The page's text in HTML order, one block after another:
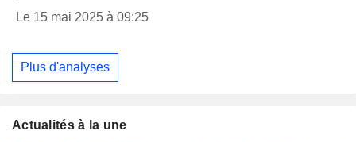
Le 15 mai 2025 à 09:25
Plus d'analyses
Actualités à la une